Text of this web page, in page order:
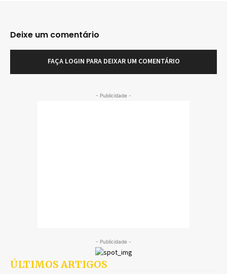
Deixe um comentário
FAÇA LOGIN PARA DEIXAR UM COMENTÁRIO
- Publicidade -
- Publicidade -
ÚLTIMOS ARTIGOS